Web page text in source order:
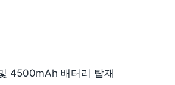
4500mAh 배터리 탑재